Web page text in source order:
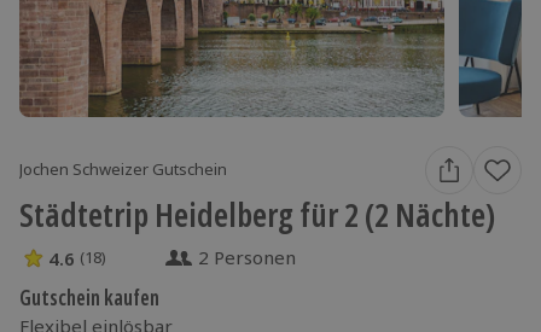
Jochen Schweizer Gutschein
Städtetrip Heidelberg für 2 (2 Nächte)
4.6 Sterne von 5 aus 18 Bewertungen
4.6 (18) 2 Personen
Gutschein kaufen
Flexibel einlösbar